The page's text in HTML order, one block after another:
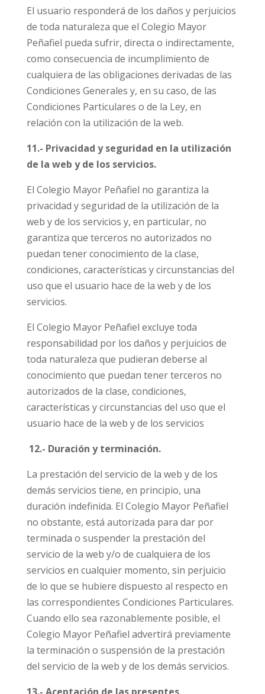
El usuario responderá de los daños y perjuicios
de toda naturaleza que el Colegio Mayor
Peñafiel pueda sufrir, directa o indirectamente,
como consecuencia de incumplimiento de
cualquiera de las obligaciones derivadas de las
Condiciones Generales y, en su caso, de las
Condiciones Particulares o de la Ley, en
relación con la utilización de la web.
11.- Privacidad y seguridad en la utilización
de la web y de los servicios.
El Colegio Mayor Peñafiel no garantiza la
privacidad y seguridad de la utilización de la
web y de los servicios y, en particular, no
garantiza que terceros no autorizados no
puedan tener conocimiento de la clase,
condiciones, características y circunstancias del
uso que el usuario hace de la web y de los
servicios.
El Colegio Mayor Peñafiel excluye toda
responsabilidad por los daños y perjuicios de
toda naturaleza que pudieran deberse al
conocimiento que puedan tener terceros no
autorizados de la clase, condiciones,
características y circunstancias del uso que el
usuario hace de la web y de los servicios
12.- Duración y terminación.
La prestación del servicio de la web y de los
demás servicios tiene, en principio, una
duración indefinida. El Colegio Mayor Peñafiel
no obstante, está autorizada para dar por
terminada o suspender la prestación del
servicio de la web y/o de cualquiera de los
servicios en cualquier momento, sin perjuicio
de lo que se hubiere dispuesto al respecto en
las correspondientes Condiciones Particulares.
Cuando ello sea razonablemente posible, el
Colegio Mayor Peñafiel advertirá previamente
la terminación o suspensión de la prestación
del servicio de la web y de los demás servicios.